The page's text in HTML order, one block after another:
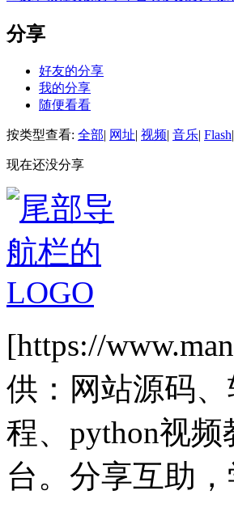
分享
好友的分享
我的分享
随便看看
按类型查看: 全部| 网址| 视频| 音乐| Flash|
现在还没分享
[https://
供：网站源码
程、python视
台。分享互助